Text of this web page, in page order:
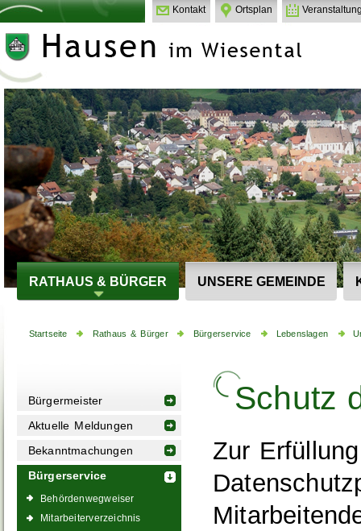
Kontakt Ortsplan
RATHAUS & BÜRGER UNSERE GEMEINDE
Startseite Rathaus & Bürger Bürgerservice Lebenslagen
Bürgermeister
Aktuelle Meldungen
Bekanntmachungen
Bürgerservice
Behördenwegweiser
Mitarbeiterverzeichnis
Schutz
Zur